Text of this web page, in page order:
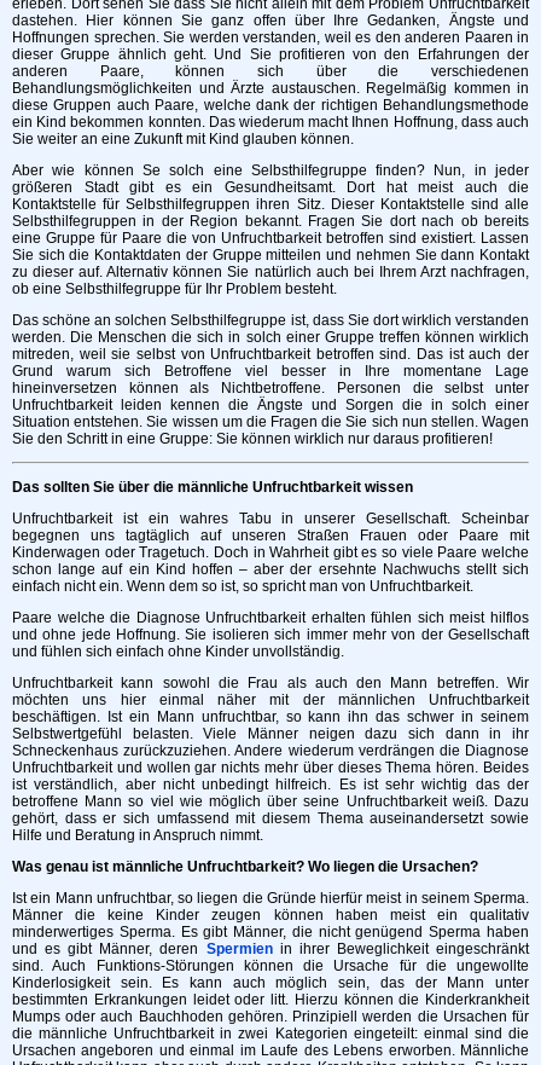
erleben. Dort sehen Sie dass Sie nicht allein mit dem Problem Unfruchtbarkeit
dastehen. Hier können Sie ganz offen über Ihre Gedanken, Ängste und
Hoffnungen sprechen. Sie werden verstanden, weil es den anderen Paaren in
dieser Gruppe ähnlich geht. Und Sie profitieren von den Erfahrungen der
anderen Paare, können sich über die verschiedenen
Behandlungsmöglichkeiten und Ärzte austauschen. Regelmäßig kommen in
diese Gruppen auch Paare, welche dank der richtigen Behandlungsmethode
ein Kind bekommen konnten. Das wiederum macht Ihnen Hoffnung, dass auch
Sie weiter an eine Zukunft mit Kind glauben können.
Aber wie können Se solch eine Selbsthilfegruppe finden? Nun, in jeder
größeren Stadt gibt es ein Gesundheitsamt. Dort hat meist auch die
Kontaktstelle für Selbsthilfegruppen ihren Sitz. Dieser Kontaktstelle sind alle
Selbsthilfegruppen in der Region bekannt. Fragen Sie dort nach ob bereits
eine Gruppe für Paare die von Unfruchtbarkeit betroffen sind existiert. Lassen
Sie sich die Kontaktdaten der Gruppe mitteilen und nehmen Sie dann Kontakt
zu dieser auf. Alternativ können Sie natürlich auch bei Ihrem Arzt nachfragen,
ob eine Selbsthilfegruppe für Ihr Problem besteht.
Das schöne an solchen Selbsthilfegruppe ist, dass Sie dort wirklich verstanden
werden. Die Menschen die sich in solch einer Gruppe treffen können wirklich
mitreden, weil sie selbst von Unfruchtbarkeit betroffen sind. Das ist auch der
Grund warum sich Betroffene viel besser in Ihre momentane Lage
hineinversetzen können als Nichtbetroffene. Personen die selbst unter
Unfruchtbarkeit leiden kennen die Ängste und Sorgen die in solch einer
Situation entstehen. Sie wissen um die Fragen die Sie sich nun stellen. Wagen
Sie den Schritt in eine Gruppe: Sie können wirklich nur daraus profitieren!
Das sollten Sie über die männliche Unfruchtbarkeit wissen
Unfruchtbarkeit ist ein wahres Tabu in unserer Gesellschaft. Scheinbar
begegnen uns tagtäglich auf unseren Straßen Frauen oder Paare mit
Kinderwagen oder Tragetuch. Doch in Wahrheit gibt es so viele Paare welche
schon lange auf ein Kind hoffen – aber der ersehnte Nachwuchs stellt sich
einfach nicht ein. Wenn dem so ist, so spricht man von Unfruchtbarkeit.
Paare welche die Diagnose Unfruchtbarkeit erhalten fühlen sich meist hilflos
und ohne jede Hoffnung. Sie isolieren sich immer mehr von der Gesellschaft
und fühlen sich einfach ohne Kinder unvollständig.
Unfruchtbarkeit kann sowohl die Frau als auch den Mann betreffen. Wir
möchten uns hier einmal näher mit der männlichen Unfruchtbarkeit
beschäftigen. Ist ein Mann unfruchtbar, so kann ihn das schwer in seinem
Selbstwertgefühl belasten. Viele Männer neigen dazu sich dann in ihr
Schneckenhaus zurückzuziehen. Andere wiederum verdrängen die Diagnose
Unfruchtbarkeit und wollen gar nichts mehr über dieses Thema hören. Beides
ist verständlich, aber nicht unbedingt hilfreich. Es ist sehr wichtig das der
betroffene Mann so viel wie möglich über seine Unfruchtbarkeit weiß. Dazu
gehört, dass er sich umfassend mit diesem Thema auseinandersetzt sowie
Hilfe und Beratung in Anspruch nimmt.
Was genau ist männliche Unfruchtbarkeit? Wo liegen die Ursachen?
Ist ein Mann unfruchtbar, so liegen die Gründe hierfür meist in seinem Sperma.
Männer die keine Kinder zeugen können haben meist ein qualitativ
minderwertiges Sperma. Es gibt Männer, die nicht genügend Sperma haben
und es gibt Männer, deren Spermienin ihrer Beweglichkeit eingeschränkt
sind. Auch Funktions-Störungen können die Ursache für die ungewollte
Kinderlosigkeit sein. Es kann auch möglich sein, das der Mann unter
bestimmten Erkrankungen leidet oder litt. Hierzu können die Kinderkrankheit
Mumps oder auch Bauchhoden gehören. Prinzipiell werden die Ursachen für
die männliche Unfruchtbarkeit in zwei Kategorien eingeteilt: einmal sind die
Ursachen angeboren und einmal im Laufe des Lebens erworben. Männliche